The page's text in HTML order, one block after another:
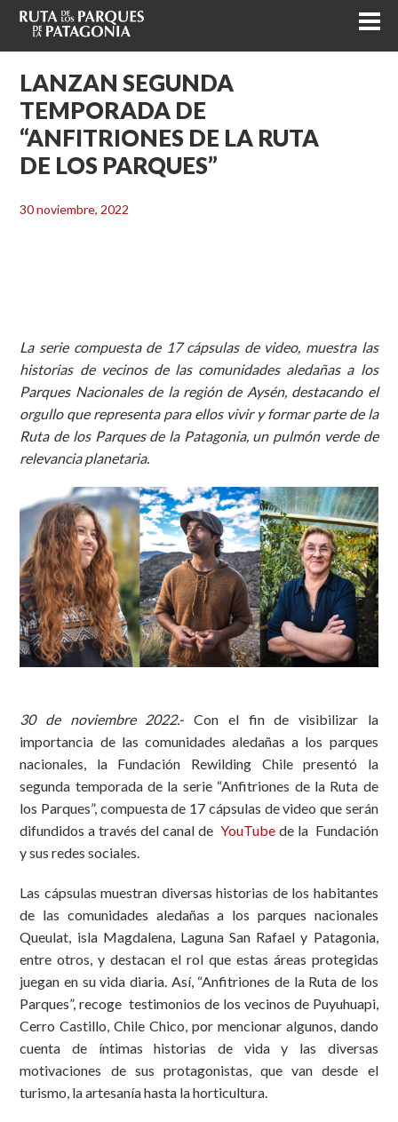
LANZAN SEGUNDA
TEMPORADA DE
“ANFITRIONES DE LA RUTA
DE LOS PARQUES”
30 noviembre, 2022
La serie compuesta de 17 cápsulas de video, muestra las
historias de vecinos de las comunidades aledañas a los
Parques Nacionales de la región de Aysén, destacando el
orgullo que representa para ellos vivir y formar parte de la
Ruta de los Parques de la Patagonia, un pulmón verde de
relevancia planetaria.
30 de noviembre 2022.-Con el fin de visibilizar la
importancia de las comunidades aledañas a los parques
nacionales, la Fundación Rewilding Chile presentó la
segunda temporada de la serie “Anfitriones de la Ruta de
los Parques”, compuesta de 17 cápsulas de video que serán
difundidos a través del canal de YouTubede la Fundación
y sus redes sociales.
Las cápsulas muestran diversas historias de los habitantes
de las comunidades aledañas a los parques nacionales
Queulat, isla Magdalena, Laguna San Rafael y Patagonia,
entre otros, y destacan el rol que estas áreas protegidas
juegan en su vida diaria. Así, “Anfitriones de la Ruta de los
Parques”, recoge testimonios de los vecinos de Puyuhuapi,
Cerro Castillo, Chile Chico, por mencionar algunos, dando
cuenta de íntimas historias de vida y las diversas
motivaciones de sus protagonistas, que van desde el
turismo, la artesanía hasta la horticultura.